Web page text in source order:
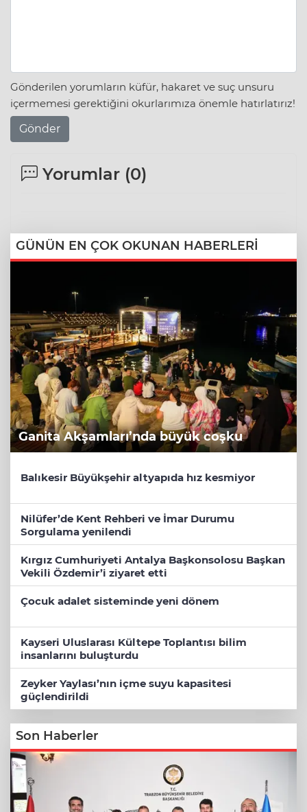
Gönderilen yorumların küfür, hakaret ve suç unsuru
içermemesi gerektiğini okurlarımıza önemle hatırlatırız!
Gönder
Yorumlar (0)
GÜNÜN EN ÇOK OKUNAN HABERLERİ
Ganita Akşamları’nda büyük coşku
Balıkesir Büyükşehir altyapıda hız kesmiyor
Nilüfer’de Kent Rehberi ve İmar Durumu
Sorgulama yenilendi
Kırgız Cumhuriyeti Antalya Başkonsolosu Başkan
Vekili Özdemir’i ziyaret etti
Çocuk adalet sisteminde yeni dönem
Kayseri Uluslarası Kültepe Toplantısı bilim
insanlarını buluşturdu
Zeyker Yaylası’nın içme suyu kapasitesi
güçlendirildi
Son Haberler